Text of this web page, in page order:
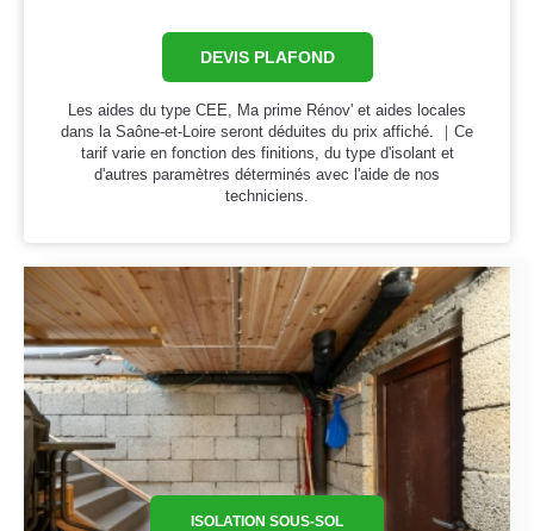
DEVIS PLAFOND
Les aides du type CEE, Ma prime Rénov' et aides locales
dans la Saône-et-Loire seront déduites du prix affiché. ｜Ce
tarif varie en fonction des finitions, du type d'isolant et
d'autres paramètres déterminés avec l'aide de nos
techniciens.
ISOLATION SOUS-SOL